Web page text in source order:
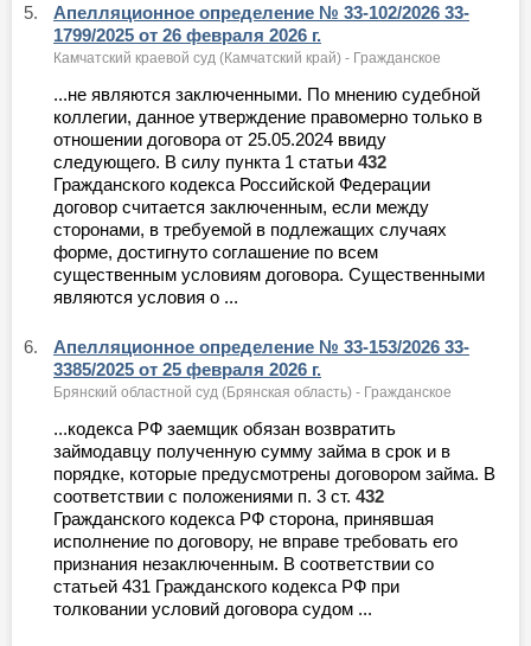
5.
Апелляционное определение № 33-102/2026 33-
1799/2025 от 26 февраля 2026 г.
Камчатский краевой суд (Камчатский край) - Гражданское
...не являются заключенными. По мнению судебной
коллегии, данное утверждение правомерно только в
отношении договора от 25.05.2024 ввиду
следующего. В силу пункта 1 статьи 432
Гражданского кодекса Российской Федерации
договор считается заключенным, если между
сторонами, в требуемой в подлежащих случаях
форме, достигнуто соглашение по всем
существенным условиям договора. Существенными
являются условия о ...
6.
Апелляционное определение № 33-153/2026 33-
3385/2025 от 25 февраля 2026 г.
Брянский областной суд (Брянская область) - Гражданское
...кодекса РФ заемщик обязан возвратить
займодавцу полученную сумму займа в срок и в
порядке, которые предусмотрены договором займа. В
соответствии с положениями п. 3 ст. 432
Гражданского кодекса РФ сторона, принявшая
исполнение по договору, не вправе требовать его
признания незаключенным. В соответствии со
статьей 431 Гражданского кодекса РФ при
толковании условий договора судом ...